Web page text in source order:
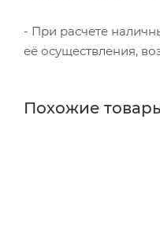
- При расчете
её осуществления,
Похожие